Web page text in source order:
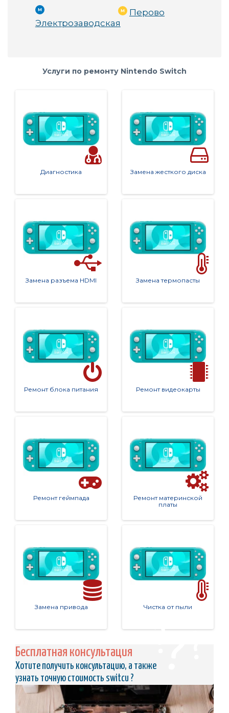
Удобное расположение: всего 50 метров от
метро Шоссе Энтузиастов!
осетите нас по адресу: Торгово-Офисный центр 31, п
авильон Б4, или свяжитесь с нами по телефону +7(49
5)479-99-11.
Почему именно мы?
Наш сервисный центр — это не просто место, где мо
жно быстрее и качественнее. Поэтому мы предлага
ем такие услуги как срочный ремонт
и возможност
ь принимать участие в процессе восстановления ва
шей техники. Наша цель — полное удовлетворение к
лиента, и мы делаем все возможное для этого!
Гарантия качества 🔧📱
Каждое устройство, которым мы занимаемся, прохо
дит тщательную проверку после ремонта, чтобы все
работало идеально. Если вам нужен быстрый и наде
жный ремонт в Москве, наш сервисный центр на Сок
олиной Горе — ваш наилучший выбор!
Электрозаводская
Перово
Услуги по ремонту Nintendo Switch
Диагностика Замена жесткого диска
Замена разъема HDMI Замена термопасты
Ремонт блока питания Ремонт видеокарты
Ремонт геймпада
Ремонт материнской
платы
Замена привода Чистка от пыли
Бесплатная консультация
Хотите получить консультацию, а также
узнать точную стоимость switcи ?